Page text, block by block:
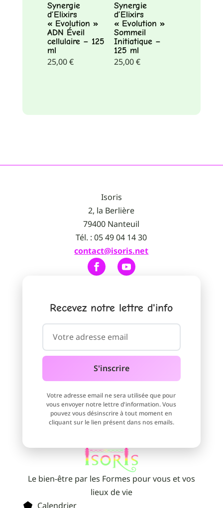
Synergie
d’Elixirs
« Evolution »
ADN Éveil
cellulaire – 125
ml
25,00€
Synergie
d’Elixirs
« Evolution »
Sommeil
Initiatique –
125 ml
25,00€
Isoris
2, la Berlière
79400 Nanteuil
Tél. : 05 49 04 14 30
contact@isoris.net
Recevez notre lettre d'info
Votre adresse email
S'inscrire
Votre adresse email ne sera utilisée que pour
vous envoyer notre lettre d'information. Vous
pouvez vous désinscrire à tout moment en
cliquant sur le lien présent dans nos emails.
Le bien-être par les Formes pour vous et vos
lieux de vie
Calendrier